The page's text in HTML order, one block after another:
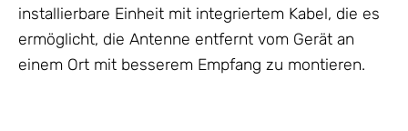
installierbare Einheit mit integriertem Kabel, die es
ermöglicht, die Antenne entfernt vom Gerät an
einem Ort mit besserem Empfang zu montieren.